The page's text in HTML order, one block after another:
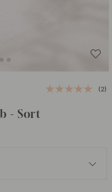
(2)
- Sort